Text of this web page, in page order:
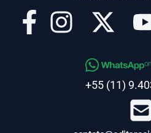
+55 (11)